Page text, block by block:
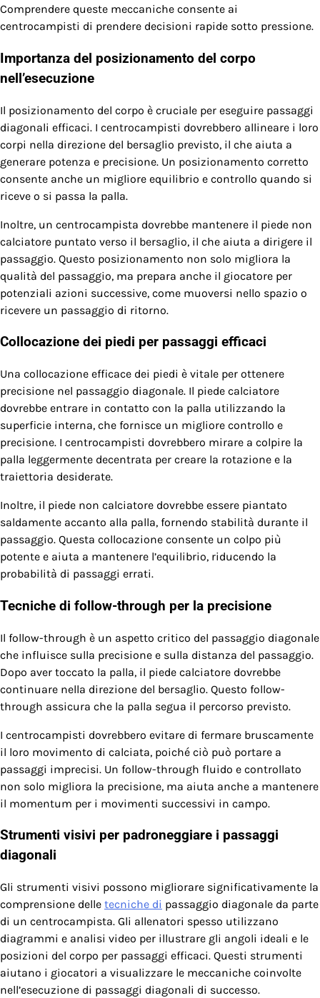
Comprendere queste meccaniche consente ai
centrocampisti di prendere decisioni rapide sotto pressione.
Importanza del posizionamento del corpo
nell’esecuzione
Il posizionamento del corpo è cruciale per eseguire passaggi
diagonali efficaci. I centrocampisti dovrebbero allineare i loro
corpi nella direzione del bersaglio previsto, il che aiuta a
generare potenza e precisione. Un posizionamento corretto
consente anche un migliore equilibrio e controllo quando si
riceve o si passa la palla.
Inoltre, un centrocampista dovrebbe mantenere il piede non
calciatore puntato verso il bersaglio, il che aiuta a dirigere il
passaggio. Questo posizionamento non solo migliora la
qualità del passaggio, ma prepara anche il giocatore per
potenziali azioni successive, come muoversi nello spazio o
ricevere un passaggio di ritorno.
Collocazione dei piedi per passaggi efficaci
Una collocazione efficace dei piedi è vitale per ottenere
precisione nel passaggio diagonale. Il piede calciatore
dovrebbe entrare in contatto con la palla utilizzando la
superficie interna, che fornisce un migliore controllo e
precisione. I centrocampisti dovrebbero mirare a colpire la
palla leggermente decentrata per creare la rotazione e la
traiettoria desiderate.
Inoltre, il piede non calciatore dovrebbe essere piantato
saldamente accanto alla palla, fornendo stabilità durante il
passaggio. Questa collocazione consente un colpo più
potente e aiuta a mantenere l’equilibrio, riducendo la
probabilità di passaggi errati.
Tecniche di follow-through per la precisione
Il follow-through è un aspetto critico del passaggio diagonale
che influisce sulla precisione e sulla distanza del passaggio.
Dopo aver toccato la palla, il piede calciatore dovrebbe
continuare nella direzione del bersaglio. Questo follow-
through assicura che la palla segua il percorso previsto.
I centrocampisti dovrebbero evitare di fermare bruscamente
il loro movimento di calciata, poiché ciò può portare a
passaggi imprecisi. Un follow-through fluido e controllato
non solo migliora la precisione, ma aiuta anche a mantenere
il momentum per i movimenti successivi in campo.
Strumenti visivi per padroneggiare i passaggi
diagonali
Gli strumenti visivi possono migliorare significativamente la
comprensione delle tecniche di passaggio diagonale da parte
di un centrocampista. Gli allenatori spesso utilizzano
diagrammi e analisi video per illustrare gli angoli ideali e le
posizioni del corpo per passaggi efficaci. Questi strumenti
aiutano i giocatori a visualizzare le meccaniche coinvolte
nell’esecuzione di passaggi diagonali di successo.